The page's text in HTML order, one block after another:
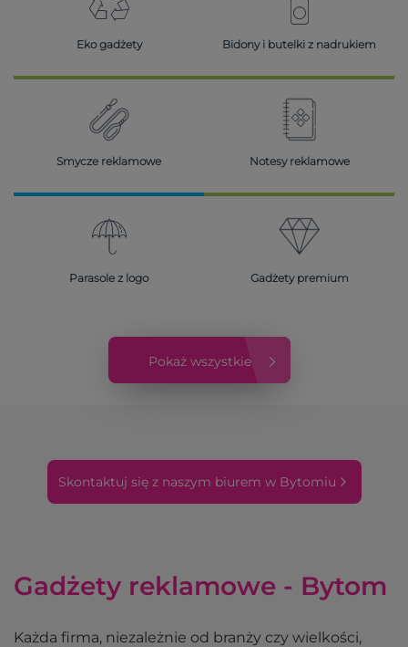
Eko gadżety Bidony i butelki z nadrukiem
Smycze reklamowe Notesy reklamowe
Parasole z logo Gadżety premium
Pokaż wszystkie
Skontaktuj się z naszym biurem w Bytomiu
Gadżety reklamowe - Bytom
Każda firma, niezależnie od branży czy wielkości,